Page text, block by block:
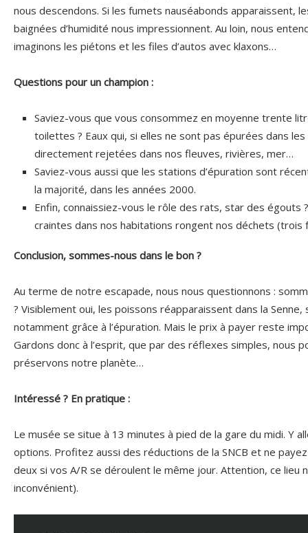
nous descendons. Si les fumets nauséabonds apparaissent,
baignées d’humidité nous impressionnent. Au loin, nous
imaginons les piétons et les files d’autos avec klaxons…
Questions pour un champion :
Saviez-vous que vous consommez en moyenne trente
toilettes ? Eaux qui, si elles ne sont pas épurées dans
directement rejetées dans nos fleuves, rivières, mer…
Saviez-vous aussi que les stations d’épuration sont
la majorité, dans les années 2000.
Enfin, connaissiez-vous le rôle des rats, star des égouts
craintes dans nos habitations rongent nos déchets (trois
Conclusion, sommes-nous dans le bon ?
Au terme de notre escapade, nous nous questionnons :
? Visiblement oui, les poissons réapparaissent dans la
notamment grâce à l’épuration. Mais le prix à payer reste
Gardons donc à l’esprit, que par des réflexes simples, nous
préservons notre planète…
Intéressé ? En pratique :
Le musée se situe à 13 minutes à pied de la gare du midi. Y
options. Profitez aussi des réductions de la SNCB et ne
deux si vos A/R se déroulent le même jour. Attention, ce lieu
inconvénient).